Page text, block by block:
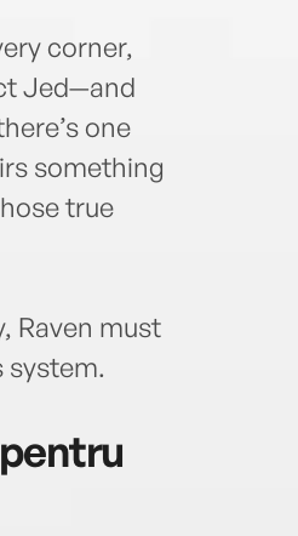
corner,
Jed—and
one
something
true
Raven must
system.